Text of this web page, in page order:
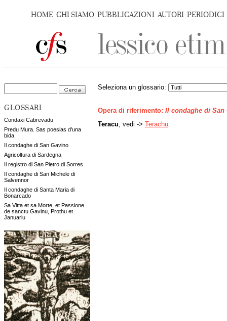
HOME CHI SIAMO PUBBLICAZIONI AUTORI PERIODICI
GLOSSARI
Condaxi Cabrevadu
Predu Mura. Sas poesias d'una
bida
Il condaghe di San Gavino
Agricoltura di Sardegna
Il registro di San Pietro di Sorres
Il condaghe di San Michele di
Salvennor
Il condaghe di Santa Maria di
Bonarcado
Sa Vitta et sa Morte, et Passione
de sanctu Gavinu, Prothu et
Januariu
Seleziona un glossario:
Opera di riferimento: Il condaghe di San
Teracu , vedi -> Terachu